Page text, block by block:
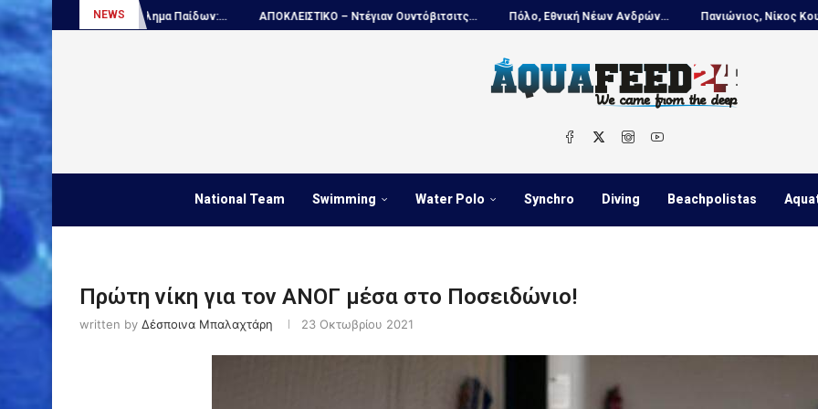
NEWS
πρωτάθλημα Παίδων:... ΑΠΟΚΛΕΙΣΤΙΚΟ – Ντέγιαν Ουντόβιτσιτς... Πόλο, Εθνική Νέων Ανδρών... Πανιώνιος, Νίκος Κουτουβάκης
National Team Swimming Water Polo Synchro Diving Beachpolistas
Πρώτη νίκη για τον ΑΝΟΓ μέσα στο Ποσειδώνιο!
written by Δέσποινα Μπαλαχτάρη 23 Οκτωβρίου 2021